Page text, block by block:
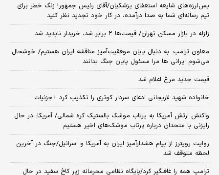
پس‌لرزه‌های شایعه استعفای پزشکیان/آقای رئیس جمهور! زنگ خطر برای
تیم رسانه‌ای شما به صدا درآمده، در کار خود تجدید نظر کنید
زلزله در بازار مسکن تهران/ قیمت‌ها ۲ برابر شد، خریدار ناپدید شد
معاون ترامپ: به دنبال پایان موفقیت‌آمیز مناقشه ایران هستیم/ خوشحال
می‌شوم ایرانی ها مرا مسئول پایان جنگ بدانند
قیمت جدید مرغ اعلام شد
خانواده شهید لاریجانی ادعای سردار کوثری را تکذیب کرد +جزئیات
واکنش ارتش آمریکا به پرتاب موشک بالستیک کره شمالی/ آمریکا: در حال
رایزنی با متحدان درباره پرتاب موشک‌های اخیر هستیم
روایت رویترز از پیام هشدارآمیز ایران به آمریکا و اسرائیل/جنگ در آخرین
لحظه متوقف شد
ترامپ همه را غافلگیر کرد/پایگاه نظامی محرمانه زیر کاخ سفید در حال